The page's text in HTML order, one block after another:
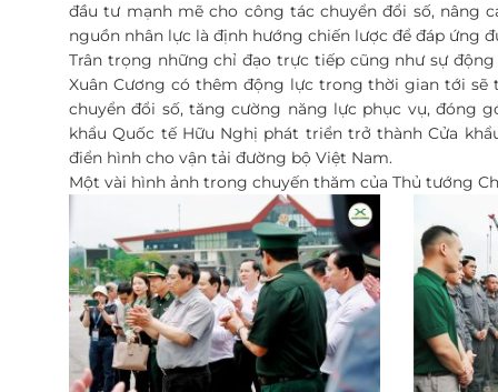
đầu tư mạnh mẽ cho công tác chuyển đổi số, nâng
nguồn nhân lực là định hướng chiến lược để đáp ứng
Trân trọng những chỉ đạo trực tiếp cũng như sự
Xuân Cương có thêm động lực trong thời gian tới
chuyển đổi số, tăng cường năng lực phục vụ, đóng
khẩu Quốc tế Hữu Nghị phát triển trở thành Cửa
điển hình cho vận tải đường bộ Việt Nam.
Một vài hình ảnh trong chuyến thăm của Thủ tướng